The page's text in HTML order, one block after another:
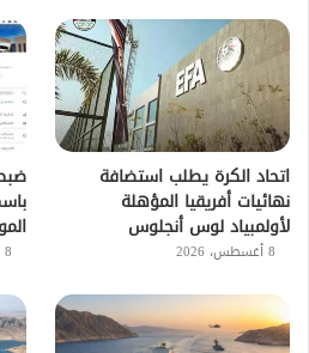
اتحاد الكرة يطلب استضافة
نهائيات أفريقيا المؤهلة
لأولمبياد لوس أنجلوس
8 أغسطس، 2026 8 أغسطس، 2026